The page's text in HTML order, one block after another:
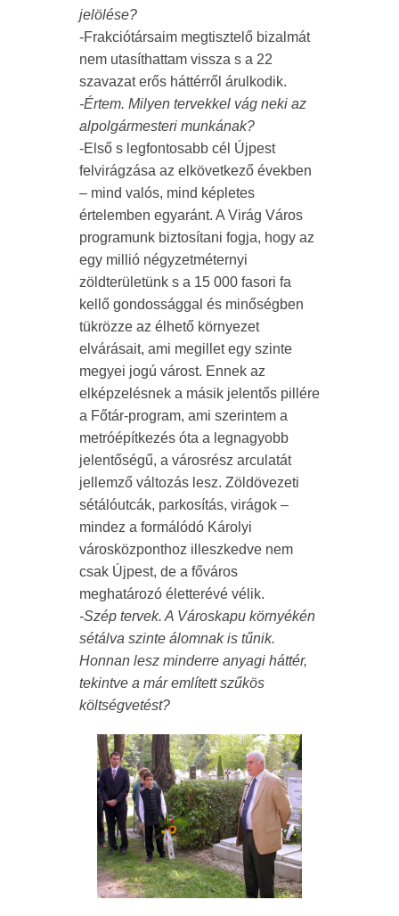
jelölése?
-Frakciótársaim megtisztelő bizalmát
nem utasíthattam vissza s a 22
szavazat erős háttérről árulkodik.
-Értem. Milyen tervekkel vág neki az
alpolgármesteri munkának?
-Első s legfontosabb cél Újpest
felvirágzása az elkövetkező években
– mind valós, mind képletes
értelemben egyaránt. A Virág Város
programunk biztosítani fogja, hogy az
egy millió négyzetméternyi
zöldterületünk s a 15 000 fasori fa
kellő gondossággal és minőségben
tükrözze az élhető környezet
elvárásait, ami megillet egy szinte
megyei jogú várost. Ennek az
elképzelésnek a másik jelentős pillére
a Főtár-program, ami szerintem a
metróépítkezés óta a legnagyobb
jelentőségű, a városrész arculatát
jellemző változás lesz. Zöldövezeti
sétálóutcák, parkosítás, virágok –
mindez a formálódó Károlyi
városközponthoz illeszkedve nem
csak Újpest, de a főváros
meghatározó életterévé vélik.
-Szép tervek. A Városkapu környékén
sétálva szinte álomnak is tűnik.
Honnan lesz minderre anyagi háttér,
tekintve a már említett szűkös
költségvetést?